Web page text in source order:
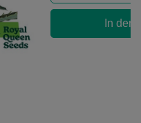
In den